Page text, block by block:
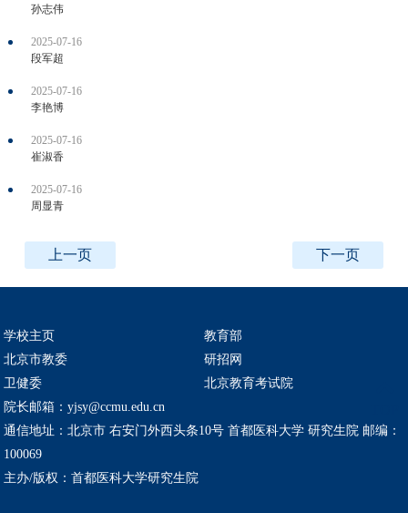
孙志伟
2025-07-16
段军超
2025-07-16
李艳博
2025-07-16
崔淑香
2025-07-16
周显青
上一页 下一页
学校主页
教育部
北京市教委
研招网
卫健委
北京教育考试院
院长邮箱：yjsy@ccmu.edu.cn
通信地址：北京市 右安门外西头条10号 首都医科大学 研究生院 邮编：
100069
主办/版权：首都医科大学研究生院